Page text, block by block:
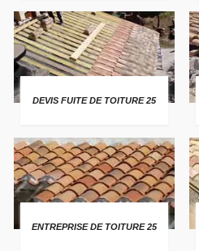
DEVIS FUITE DE TOITURE 25
ENTREPRISE DE TOITURE 25